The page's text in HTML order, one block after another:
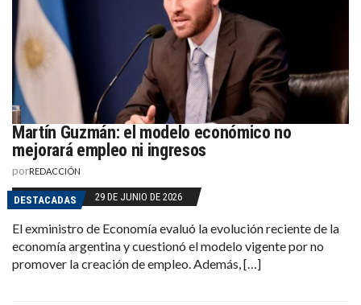
Martín Guzmán: el modelo económico no
mejorará empleo ni ingresos
porREDACCIÓN
DESTACADAS 29 DE JUNIO DE 2026
El exministro de Economía evaluó la evolución reciente de la
economía argentina y cuestionó el modelo vigente por no
promover la creación de empleo. Además, […]